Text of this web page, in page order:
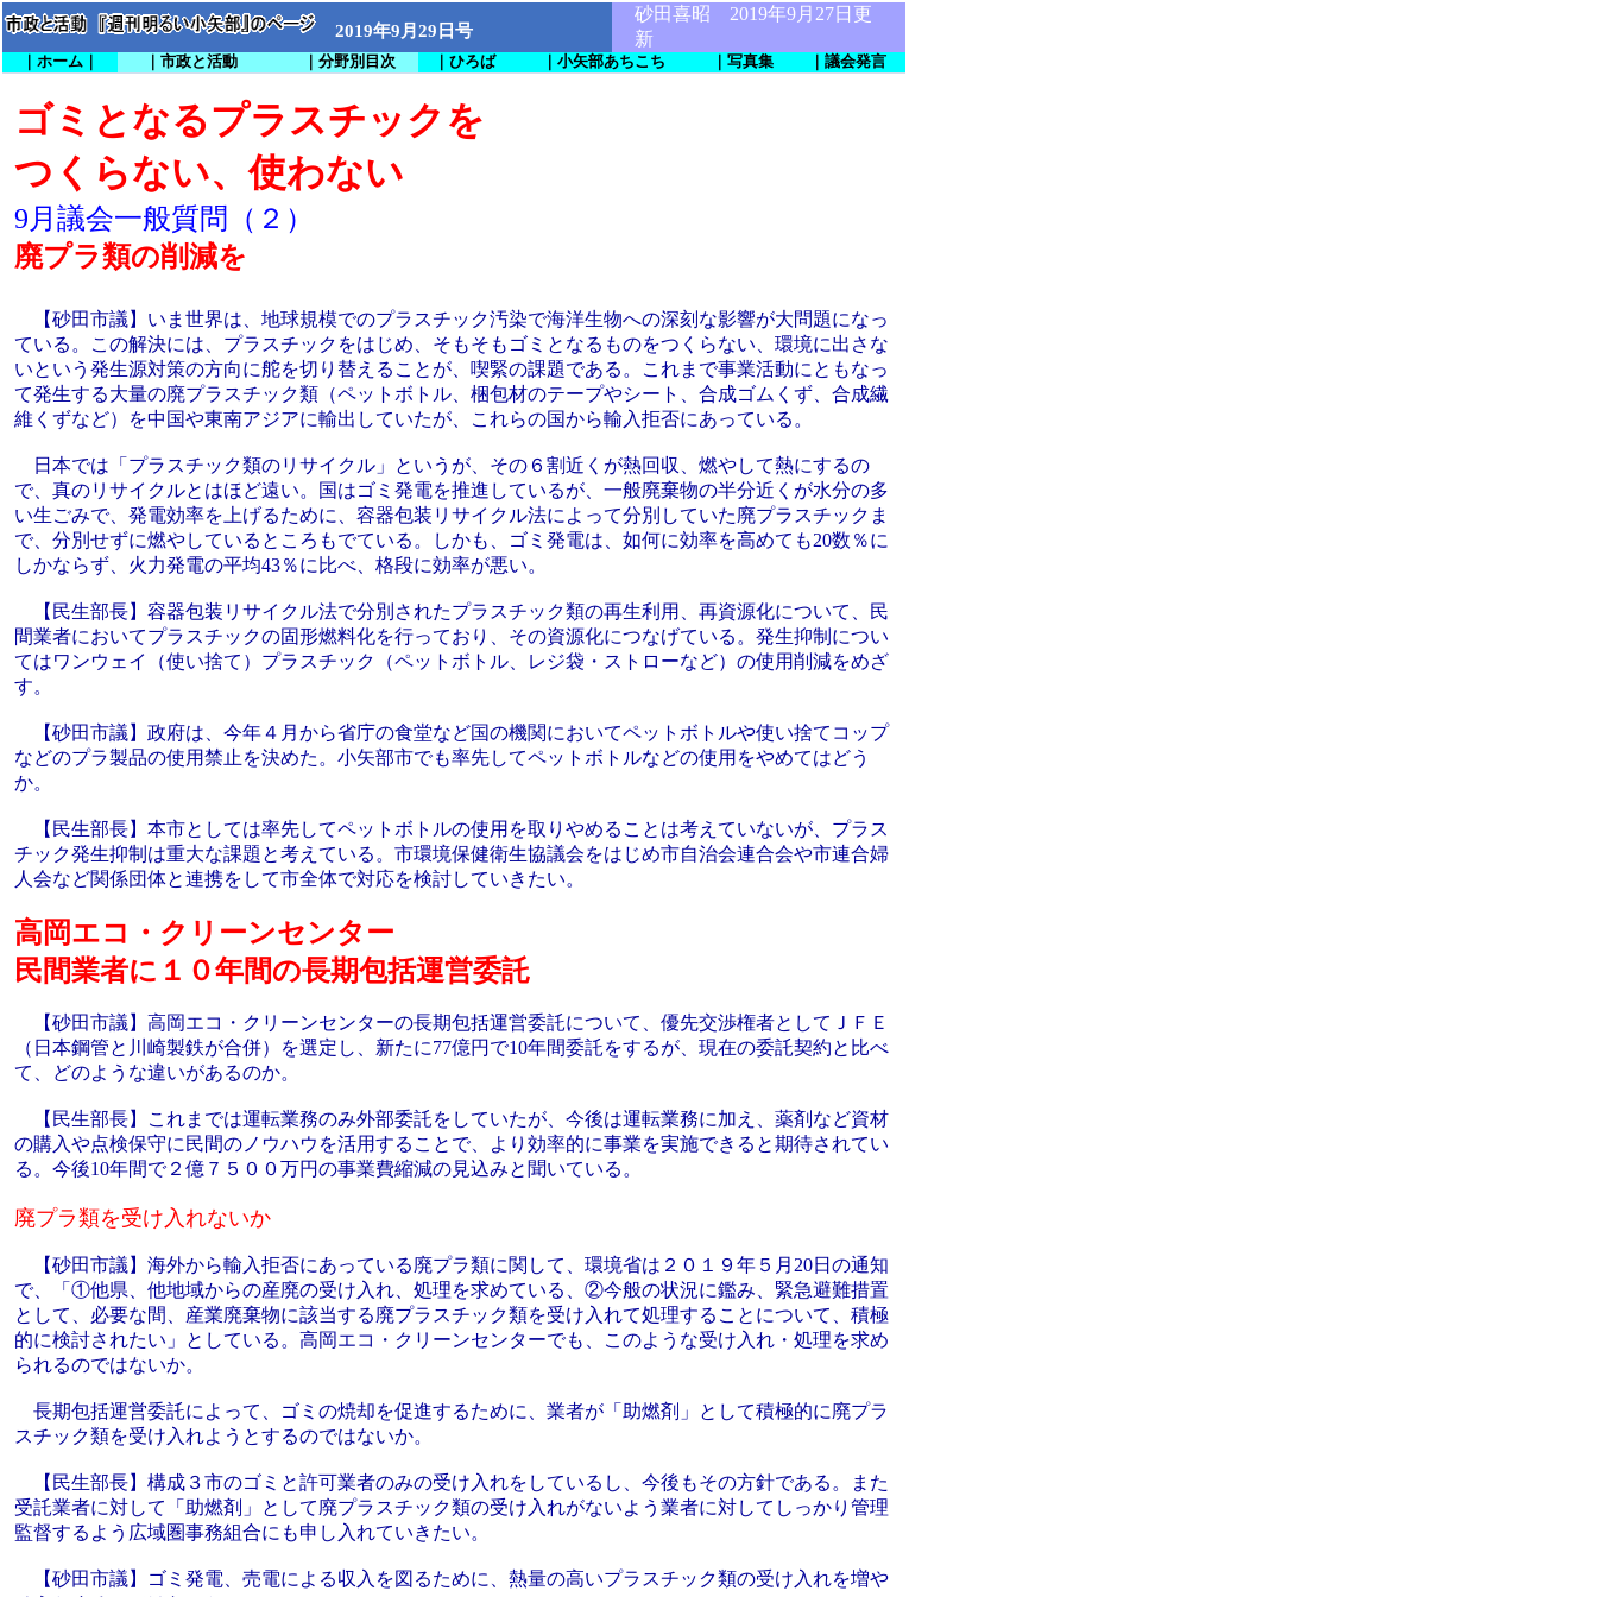
2019年9月29日号
砂田喜昭 2019年9月27日更
新
｜ホーム｜ ｜市政と活動 ｜分野別目次 ｜ひろば ｜小矢部あちこち ｜写真集 ｜議会発言
ゴミとなるプラスチックを
つくらない、使わない
9月議会一般質問（２）
廃プラ類の削減を
【砂田市議】いま世界は、地球規模でのプラスチック汚染で海洋生物への深刻な影響が大問題になっ
ている。この解決には、プラスチックをはじめ、そもそもゴミとなるものをつくらない、環境に出さな
いという発生源対策の方向に舵を切り替えることが、喫緊の課題である。これまで事業活動にともなっ
て発生する大量の廃プラスチック類（ペットボトル、梱包材のテープやシート、合成ゴムくず、合成繊
維くずなど）を中国や東南アジアに輸出していたが、これらの国から輸入拒否にあっている。
日本では「プラスチック類のリサイクル」というが、その６割近くが熱回収、燃やして熱にするの
で、真のリサイクルとはほど遠い。国はゴミ発電を推進しているが、一般廃棄物の半分近くが水分の多
い生ごみで、発電効率を上げるために、容器包装リサイクル法によって分別していた廃プラスチックま
で、分別せずに燃やしているところもでている。しかも、ゴミ発電は、如何に効率を高めても20数％に
しかならず、火力発電の平均43％に比べ、格段に効率が悪い。
【民生部長】容器包装リサイクル法で分別されたプラスチック類の再生利用、再資源化について、民
間業者においてプラスチックの固形燃料化を行っており、その資源化につなげている。発生抑制につい
てはワンウェイ（使い捨て）プラスチック（ペットボトル、レジ袋・ストローなど）の使用削減をめざ
す。
【砂田市議】政府は、今年４月から省庁の食堂など国の機関においてペットボトルや使い捨てコップ
などのプラ製品の使用禁止を決めた。小矢部市でも率先してペットボトルなどの使用をやめてはどう
か。
【民生部長】本市としては率先してペットボトルの使用を取りやめることは考えていないが、プラス
チック発生抑制は重大な課題と考えている。市環境保健衛生協議会をはじめ市自治会連合会や市連合婦
人会など関係団体と連携をして市全体で対応を検討していきたい。
高岡エコ・クリーンセンター
民間業者に１０年間の長期包括運営委託
【砂田市議】高岡エコ・クリーンセンターの長期包括運営委託について、優先交渉権者としてＪＦＥ
（日本鋼管と川崎製鉄が合併）を選定し、新たに77億円で10年間委託をするが、現在の委託契約と比べ
て、どのような違いがあるのか。
【民生部長】これまでは運転業務のみ外部委託をしていたが、今後は運転業務に加え、薬剤など資材
の購入や点検保守に民間のノウハウを活用することで、より効率的に事業を実施できると期待されてい
る。今後10年間で２億７５００万円の事業費縮減の見込みと聞いている。
廃プラ類を受け入れないか
【砂田市議】海外から輸入拒否にあっている廃プラ類に関して、環境省は２０１９年５月20日の通知
で、「①他県、他地域からの産廃の受け入れ、処理を求めている、②今般の状況に鑑み、緊急避難措置
として、必要な間、産業廃棄物に該当する廃プラスチック類を受け入れて処理することについて、積極
的に検討されたい」としている。高岡エコ・クリーンセンターでも、このような受け入れ・処理を求め
られるのではないか。
長期包括運営委託によって、ゴミの焼却を促進するために、業者が「助燃剤」として積極的に廃プラ
スチック類を受け入れようとするのではないか。
【民生部長】構成３市のゴミと許可業者のみの受け入れをしているし、今後もその方針である。また
受託業者に対して「助燃剤」として廃プラスチック類の受け入れがないよう業者に対してしっかり管理
監督するよう広域圏事務組合にも申し入れていきたい。
【砂田市議】ゴミ発電、売電による収入を図るために、熱量の高いプラスチック類の受け入れを増や